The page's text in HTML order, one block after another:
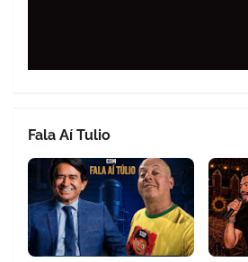
Fala Aí Tulio